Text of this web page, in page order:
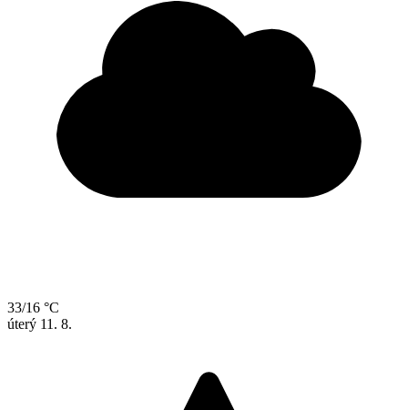
33/16 °C
úterý 11. 8.